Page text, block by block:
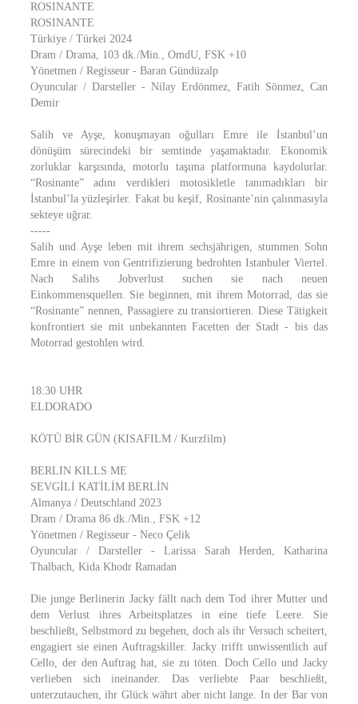
ROSINANTE
ROSINANTE
Türkiye / Türkei 2024
Dram / Drama, 103 dk./Min., OmdU, FSK +10
Yönetmen / Regisseur - Baran Gündüzalp
Oyuncular / Darsteller - Nilay Erdönmez, Fatih Sönmez, Can
Demir
Salih ve Ayşe, konuşmayan oğulları Emre ile İstanbul’un
dönüşüm sürecindeki bir semtinde yaşamaktadır. Ekonomik
zorluklar karşısında, motorlu taşıma platformuna kaydolurlar.
“Rosinante” adını verdikleri motosikletle tanımadıkları bir
İstanbul’la yüzleşirler. Fakat bu keşif, Rosinante’nin çalınmasıyla
sekteye uğrar.
-----
Salih und Ayşe leben mit ihrem sechsjährigen, stummen Sohn
Emre in einem von Gentrifizierung bedrohten Istanbuler Viertel.
Nach Salihs Jobverlust suchen sie nach neuen
Einkommensquellen. Sie beginnen, mit ihrem Motorrad, das sie
“Rosinante” nennen, Passagiere zu transiortieren. Diese Tätigkeit
konfrontiert sie mit unbekannten Facetten der Stadt - bis das
Motorrad gestohlen wird.
18:30 UHR
ELDORADO
KÖTÜ BİR GÜN (KISAFILM / Kurzfilm)
BERLIN KILLS ME
SEVGİLİ KATİLİM BERLİN
Almanya / Deutschland 2023
Dram / Drama 86 dk./Min., FSK +12
Yönetmen / Regisseur - Neco Çelik
Oyuncular / Darsteller - Larissa Sarah Herden, Katharina
Thalbach, Kida Khodr Ramadan
Die junge Berlinerin Jacky fällt nach dem Tod ihrer Mutter und
dem Verlust ihres Arbeitsplatzes in eine tiefe Leere. Sie
beschließt, Selbstmord zu begehen, doch als ihr Versuch scheitert,
engagiert sie einen Auftragskiller. Jacky trifft unwissentlich auf
Cello, der den Auftrag hat, sie zu töten. Doch Cello und Jacky
verlieben sich ineinander. Das verliebte Paar beschließt,
unterzutauchen, ihr Glück währt aber nicht lange. In der Bar von